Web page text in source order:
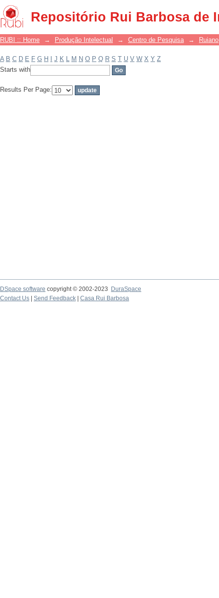
Repositório Rui Barbosa de
Filter by: Subject
RUBI :: Home → Produção Intelectual → Centro de Pesquisa → Ruiano
A B C D E F G H J K L M N O P Q R S T U V W X Y Z
Starts with
Results Per Page:
DSpace software copyright © 2002-2023
DuraSpace
Contact Us
Send Feedback Casa Rui Barbosa